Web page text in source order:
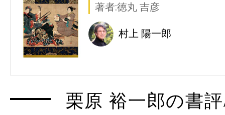
著者:徳丸 吉彦
村上 陽一郎
栗原 裕一郎の書